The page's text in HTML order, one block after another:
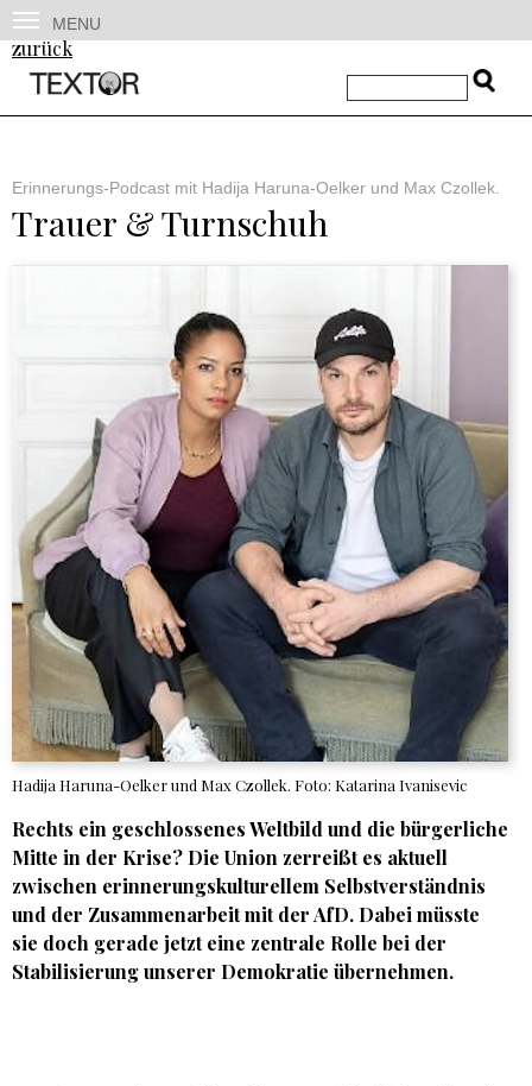
MENU
zurück
Erinnerungs-Podcast mit Hadija Haruna-Oelker und Max Czollek.
Trauer & Turnschuh
Hadija Haruna-Oelker und Max Czollek. Foto: Katarina Ivanisevic
Rechts ein geschlossenes Weltbild und die bürgerliche
Mitte in der Krise? Die Union zerreißt es aktuell
zwischen erinnerungskulturellem Selbstverständnis
und der Zusammenarbeit mit der AfD. Dabei müsste
sie doch gerade jetzt eine zentrale Rolle bei der
Stabilisierung unserer Demokratie übernehmen.